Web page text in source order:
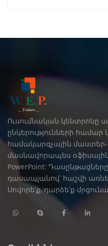
Ուսումնական կենտրոնը
ընկերությունների
համակարգչային
մասնավորապես օֆիսային
PowerPoint:
դասապլանով՝ հաշվի
Սովորե՛ք, դարձե՛ք